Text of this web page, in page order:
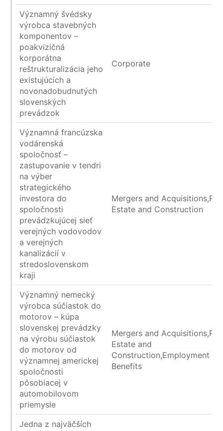
Významný švédsky
výrobca stavebných
komponentov –
poakvizičná
korporátna
reštrukturalizácia jeho
existujúcich a
novonadobudnutých
slovenských
prevádzok
Corporate
Významná francúzska
vodárenská
spoločnosť –
zastupovanie v tendri
na výber
strategického
investora do
spoločnosti
prevádzkujúcej sieť
verejných vodovodov
a verejných
kanalizácií v
stredoslovenskom
kraji
Mergers and
Estate and Construction
Významný nemecký
výrobca súčiastok do
motorov – kúpa
slovenskej prevádzky
na výrobu súčiastok
do motorov od
významnej americkej
spoločnosti
pôsobiacej v
automobilovom
priemysle
Mergers and
Estate and
Construction,Employment
Benefits
Jedna z najväčších